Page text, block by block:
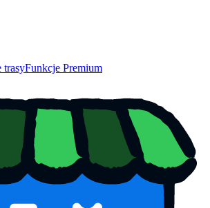
trasyFunkcje Premium